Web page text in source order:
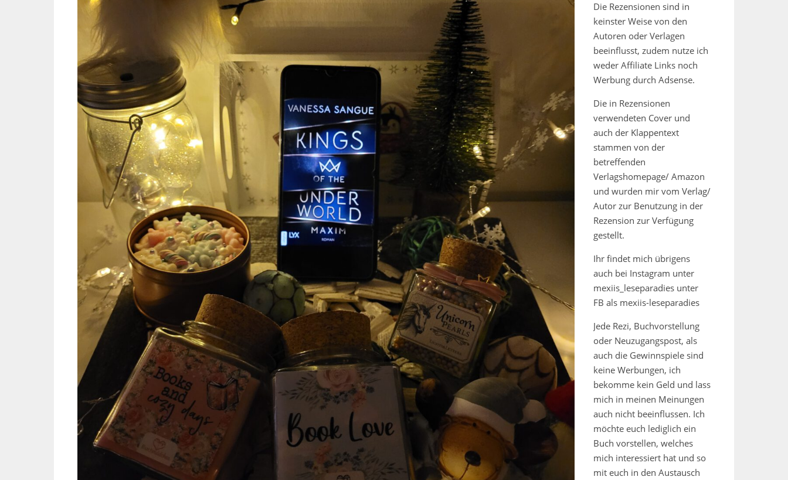
Die Rezensionen sind in
keinster Weise von den
Autoren oder Verlagen
beeinflusst, zudem nutze ich
weder Affiliate Links noch
Werbung durch Adsense.
Die in Rezensionen
verwendeten Cover und
auch der Klappentext
stammen von der
betreffenden
Verlagshomepage/ Amazon
und wurden mir vom Verlag/
Autor zur Benutzung in der
Rezension zur Verfügung
gestellt.
Ihr findet mich übrigens
auch bei Instagram unter
mexiis_leseparadies unter
FB als mexiis-leseparadies
Jede Rezi, Buchvorstellung
oder Neuzugangspost, als
auch die Gewinnspiele sind
keine Werbungen, ich
bekomme kein Geld und lass
mich in meinen Meinungen
auch nicht beeinflussen. Ich
möchte euch lediglich ein
Buch vorstellen, welches
mich interessiert hat und so
mit euch in den Austausch